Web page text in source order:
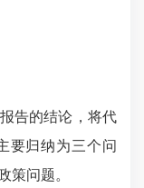
告的结论，将代
要归纳为三个问
策问题。